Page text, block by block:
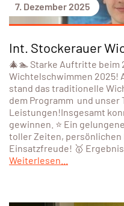
7. Dezember 2025
Int. Stockerauer
🎄🏊 Starke Auftritte beim
Wichtelschwimmen 2025!
stand das traditionelle
dem Programm und unser
Leistungen!Insgesamt
gewinnen. ⭐ Ein
toller Zeiten,
Einsatzfreude! 🥇
Weiterlesen...